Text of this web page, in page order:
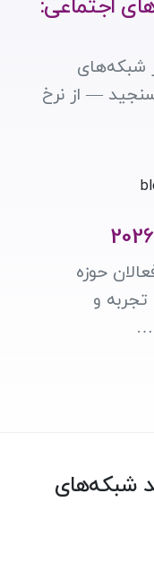
اجتماعی:
شبکه‌های
— از نرخ
حوزه
و
شبکه‌های